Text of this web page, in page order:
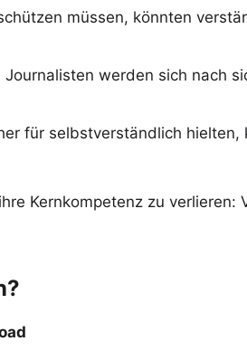
müssen, könnten
werden sich nach
für selbstverständlich hielten,
Kernkompetenz zu verlieren: